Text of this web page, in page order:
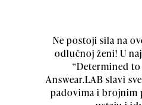
Ne postoji sila na
odlučnoj ženi! U
“Determined
Answear.LAB slavi
padovima i brojnim